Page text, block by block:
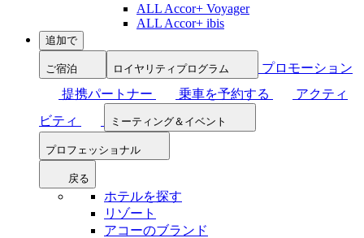
ALL Accor+ Voyager
ALL Accor+ ibis
追加で
ご宿泊 ロイヤリティプログラム
プロモーション
提携パートナー
乗車を予約する
アクティ
ビティ
ミーティング＆イベント
プロフェッショナル
戻る
ホテルを探す
リゾート
アコーのブランド